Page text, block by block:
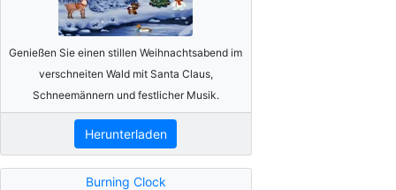
Genießen Sie einen stillen Weihnachtsabend im
verschneiten Wald mit Santa Claus,
Schneemännern und festlicher Musik.
Herunterladen
Burning Clock